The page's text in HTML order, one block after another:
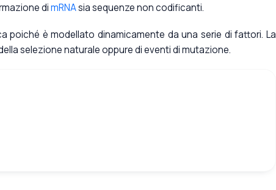
dimRNAsia sequenze non codificanti.
poiché è modellato dinamicamente da una serie di fattori. La
selezione naturale oppure di eventi di mutazione.